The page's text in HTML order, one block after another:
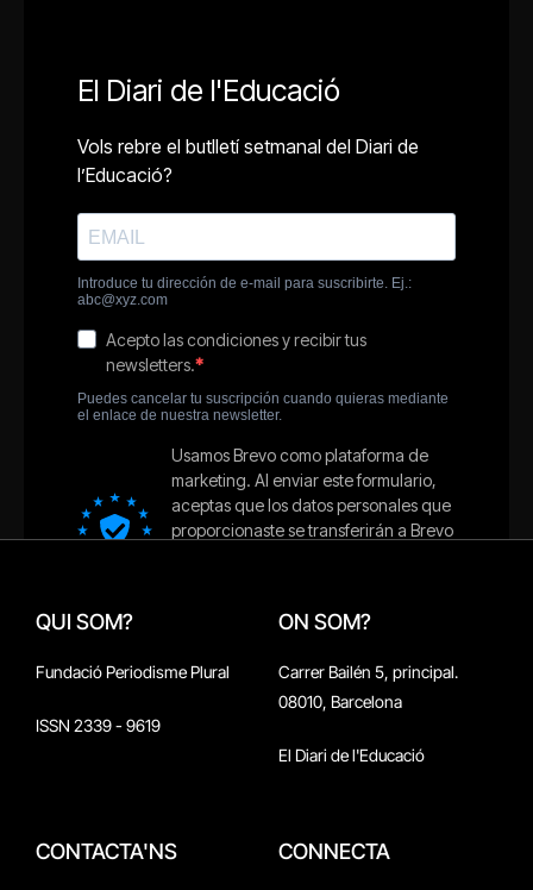
QUI SOM?
Fundació Periodisme Plural
ISSN 2339 - 9619
ON SOM?
Carrer Bailén 5, principal.
08010, Barcelona
El Diari de l'Educació
CONTACTA'NS CONNECTA